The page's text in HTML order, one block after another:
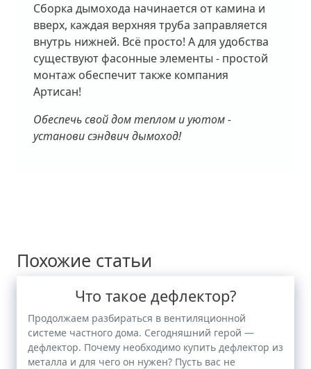
Сборка дымохода начинается от камина и
вверх, каждая верхняя труба заправляется
внутрь нижней. Всё просто! А для удобства
существуют фасонные элементы - простой
монтаж обеспечит также компания
Артисан!
Обеспечь свой дом теплом и уютом -
установи сэндвич дымоход!
Похожие статьи
Что такое дефлектор?
Продолжаем разбираться в вентиляционной
системе частного дома. Сегодняшний герой —
дефлектор. Почему необходимо купить дефлектор из
металла и для чего он нужен? Пусть вас не